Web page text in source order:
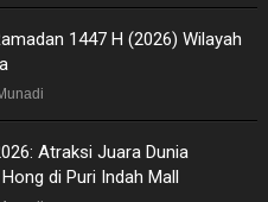
1447 H (2026) Wilayah
Atraksi Juara Dunia
di Puri Indah Mall